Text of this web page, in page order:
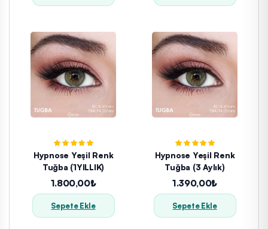
Hypnose Yeşil Renk
Tuğba (1YILLIK)
1.800,00₺
Sepete Ekle
Hypnose Yeşil Renk
Tuğba (3 Aylık)
1.390,00₺
Sepete Ekle